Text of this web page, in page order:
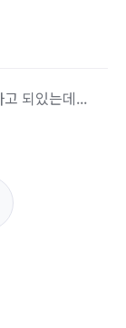
되있는데...